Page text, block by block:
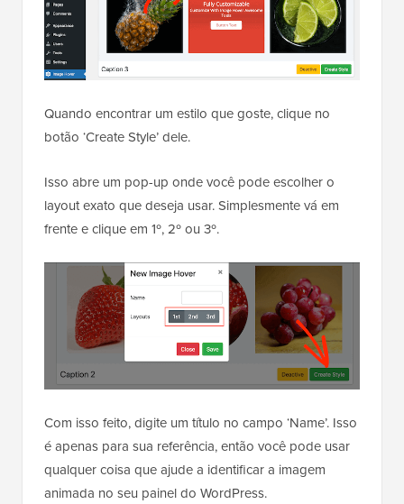
Quando encontrar um estilo que goste, clique no
botão ‘Create Style’ dele.
Isso abre um pop-up onde você pode escolher o
layout exato que deseja usar. Simplesmente vá em
frente e clique em 1º, 2º ou 3º.
Com isso feito, digite um título no campo ‘Name’. Isso
é apenas para sua referência, então você pode usar
qualquer coisa que ajude a identificar a imagem
animada no seu painel do WordPress.